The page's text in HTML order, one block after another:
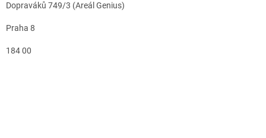
Dopraváků 749/3 (Areál Genius)
Praha 8
184 00